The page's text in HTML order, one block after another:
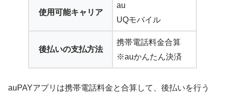
使用可能キャリア
au
UQモバイル
後払いの支払方法
携帯電話料金合算
※auかんたん決済
auPAYアプリは携帯電話料金と合算して、後払いを行う